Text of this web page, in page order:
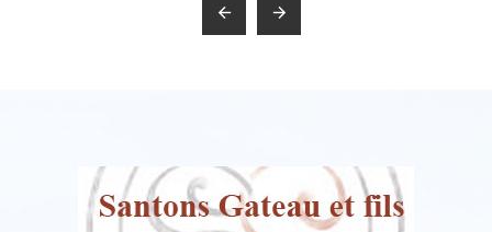
 